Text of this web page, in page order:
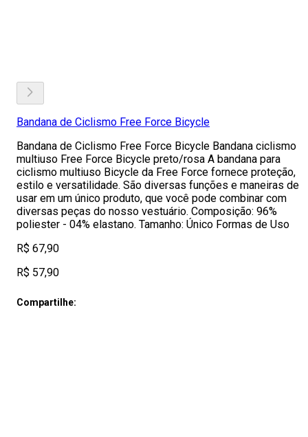
Bandana de Ciclismo Free Force Bicycle
Bandana de Ciclismo Free Force Bicycle Bandana ciclismo
multiuso Free Force Bicycle preto/rosa A bandana para
ciclismo multiuso Bicycle da Free Force fornece proteção,
estilo e versatilidade. São diversas funções e maneiras de
usar em um único produto, que você pode combinar com
diversas peças do nosso vestuário. Composição: 96%
poliester - 04% elastano. Tamanho: Único Formas de Uso
R$ 67,90
R$ 57,90
Compartilhe: